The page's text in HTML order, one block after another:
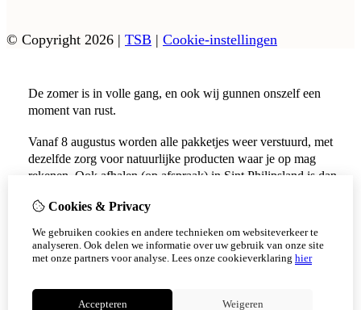
© Copyright 2026 | TSB | Cookie-instellingen
Cookies & Privacy
We gebruiken cookies en andere technieken om websiteverkeer te
analyseren. Ook delen we informatie over uw gebruik van onze site
met onze partners voor analyse. Lees onze cookieverklaring hier
Accepteren Weigeren
De zomer is in volle gang, en ook wij gunnen onszelf een
moment van rust.
Vanaf 8 augustus worden alle pakketjes weer verstuurd, met
dezelfde zorg voor natuurlijke producten waar je op mag
rekenen. Ook afhalen (op afspraak) in Sint Philipsland is dan
Vanaf 17 augustus zijn alle afhaalpunten (Tholen en
Scherpenisse) weer geopend.